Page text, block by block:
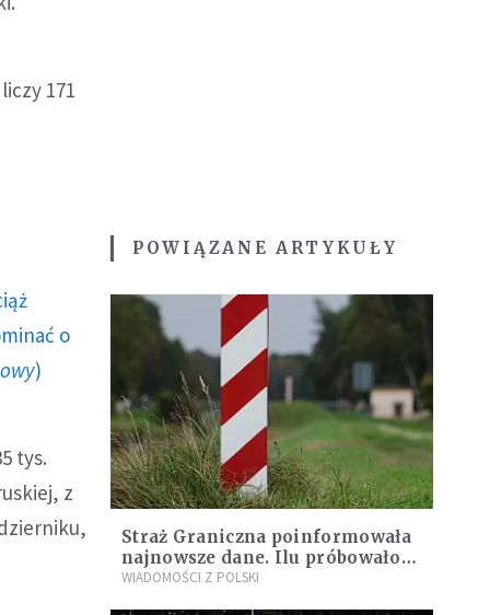
171
o
)
tys.
z
POWIĄZANE ARTYKUŁY
Straż Graniczna poinformowała
najnowsze dane. Ilu próbowało
przekroczyć nielegalnie granicę
WIADOMOŚCI Z POLSKI